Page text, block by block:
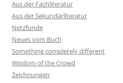
Aus der Fachliteratur
Aus der Sekundärliteratur
Netzfunde
Neues vom Buch
Something completely different
Wisdom of the Crowd
Zeichnungen